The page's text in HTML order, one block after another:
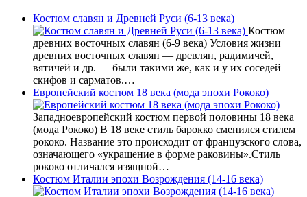
Костюм славян и Древней Руси (6-13 века)
Костюм
древних восточных славян (6-9 века) Условия жизни
древних восточных славян — древлян, радимичей,
вятичей и др. — были такими же, как и у их соседей —
скифов и сарматов.…
Европейский костюм 18 века (мода эпохи Рококо)
Западноевропейский костюм первой половины 18 века
(мода Рококо) В 18 веке стиль барокко сменился стилем
рококо. Название это происходит от французского слова,
означающего «украшение в форме раковины».Стиль
рококо отличался изящной…
Костюм Италии эпохи Возрождения (14-16 века)